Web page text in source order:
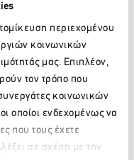
περιεχομένου
κοινωνικών
μας. Επιπλέον,
τον τρόπο που
κοινωνικών
οποίοι ενδεχομένως να
που τους έχετε
σε σχέση με την